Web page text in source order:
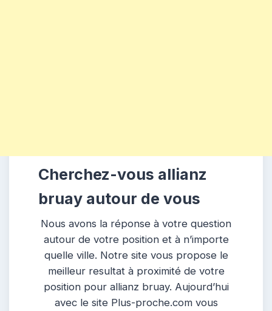
Cherchez-vous allianz
bruay autour de vous
Nous avons la réponse à votre question
autour de votre position et à n’importe
quelle ville. Notre site vous propose le
meilleur resultat à proximité de votre
position pour allianz bruay. Aujourd’hui
avec le site Plus-proche.com vous